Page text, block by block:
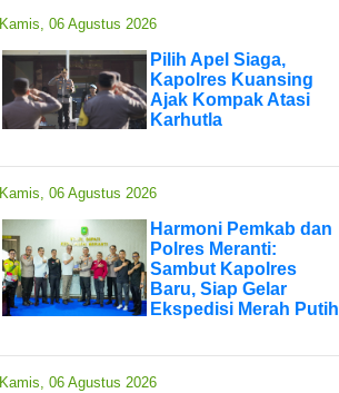
Kamis, 06 Agustus 2026
Pilih Apel Siaga,
Kapolres Kuansing
Ajak Kompak Atasi
Karhutla
Kamis, 06 Agustus 2026
Harmoni Pemkab dan
Polres Meranti:
Sambut Kapolres
Baru, Siap Gelar
Ekspedisi Merah Putih
Kamis, 06 Agustus 2026